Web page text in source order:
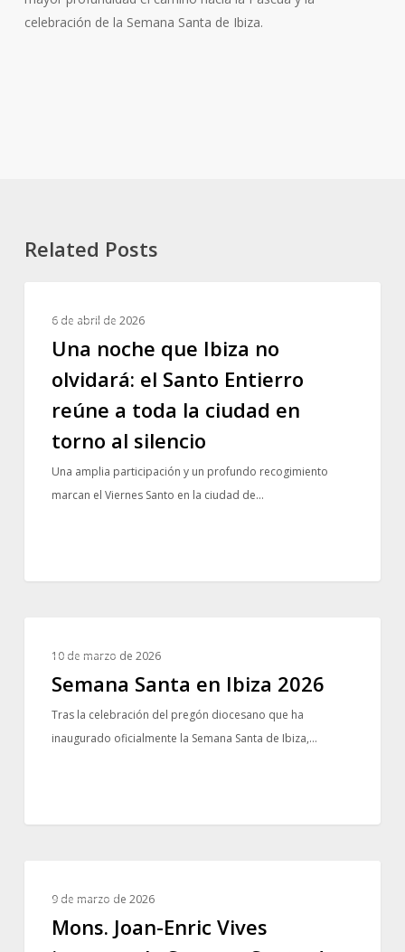
celebración de la Semana Santa de Ibiza.
Related Posts
noche
olvidará:
Entierro
reúne
silencio
6 de abril de 2026
Una noche que Ibiza no
olvidará: el Santo Entierro
reúne a toda la ciudad en
torno al silencio
Una amplia participación y un profundo recogimiento
marcan el Viernes Santo en la ciudad de…
Santa10 de marzo de 2026
Semana Santa en Ibiza 2026
Tras la celebración del pregón diocesano que ha
inaugurado oficialmente la Semana Santa de Ibiza,…
Joan-9 de marzo de 2026
Mons. Joan-Enric Vives